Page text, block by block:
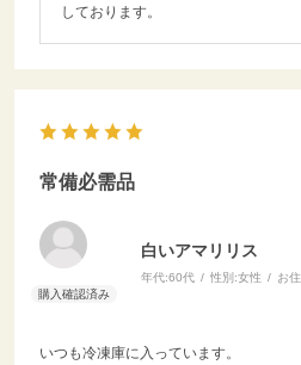
しております。
常備必需品
白いアマリリス
年代:60代 性別:女性 お
いつも冷凍庫に入っています。